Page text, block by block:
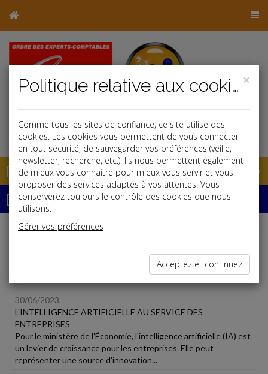
Base documentaire
Dépêches
Liste des dernières dépêches
30/06/2023
L'INTELLIGENCE ARTIFICIELLE AU SERVICE DES
ENTREPRISES
Pour le ministère de l'Économie, l'intelligence artificielle (IA) est
un levier de croissance pour les entreprises. Elle peut
représenter une source d'innovation...
×
Politique relative aux cookies
Comme tous les sites de confiance, ce site utilise des
cookies. Les cookies vous permettent de vous connecter
en tout sécurité, de sauvegarder vos préférences (veille,
newsletter, recherche, etc.). Ils nous permettent également
de mieux vous connaitre pour mieux vous servir et vous
proposer des services adaptés à vos attentes. Vous
conserverez toujours le contrôle des cookies que nous
utilisons.
Gérer vos préférences
Acceptez et continuez